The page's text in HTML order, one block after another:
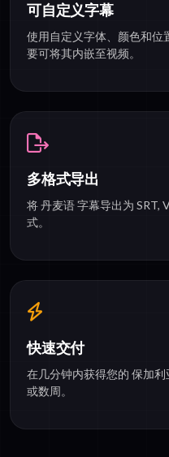
可自定义字幕
使用自定义字体、颜色和位
要可将其内嵌至视频。
多格式导出
将 丹麦语 字幕导出为 SRT,
式。
快速交付
在几分钟内获得您的 保加
或数周。